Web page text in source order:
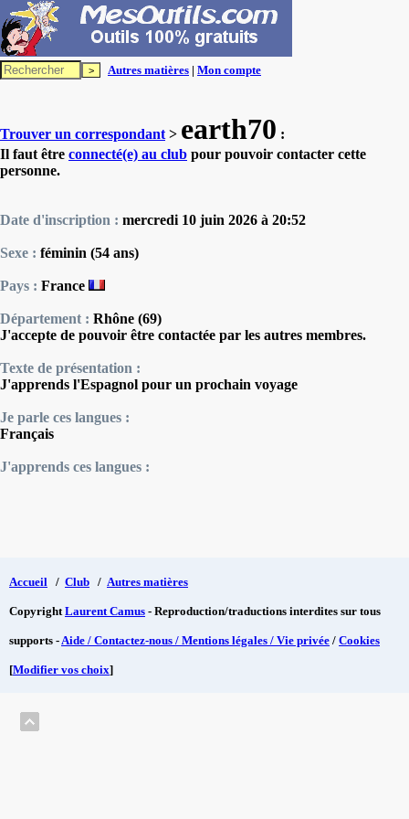
Autres matières | Mon compte
Trouver un correspondant > earth70 :
Il faut être connecté(e) au club pour pouvoir contacter cette
personne.
Date d'inscription : mercredi 10 juin 2026 à 20:52
Sexe : féminin (54 ans)
Pays : France
Département : Rhône (69)
J'accepte de pouvoir être contactée par les autres membres.
Texte de présentation :
J'apprends l'Espagnol pour un prochain voyage
Je parle ces langues :
Français
J'apprends ces langues :
Accueil / Club / Autres matières
CopyrightLaurent Camus - Reproduction/traductions interdites sur tous
supports -Aide / Contactez-nous / Mentions légales / Vie privée / Cookies
[Modifier vos choix]